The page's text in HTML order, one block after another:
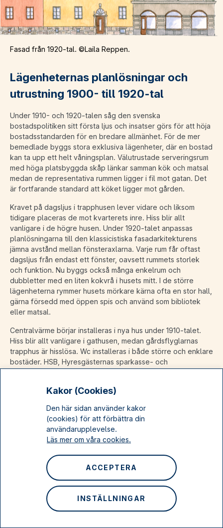
Kakor (Cookies)
Den här sidan använder kakor
(cookies) för att förbättra din
användarupplevelse.
Läs mer om våra cookies.
INSTÄLLNINGAR
ACCEPTERA
Fasad från 1920-tal. ©Laila Reppen.
Lägenheternas planlösningar och
utrustning 1900- till 1920-tal
Under 1910- och 1920-talen såg den svenska
bostadspolitiken sitt första ljus och insatser görs för att höja
bostadsstandarden för en bredare allmänhet. För de mer
bemedlade byggs stora exklusiva lägenheter, där en bostad
kan ta upp ett helt våningsplan. Välutrustade serveringsrum
med höga platsbyggda skåp länkar samman kök och matsal
medan de representativa rummen ligger i fil mot gatan. Det
är fortfarande standard att köket ligger mot gården.
Kravet på dagsljus i trapphusen lever vidare och liksom
tidigare placeras de mot kvarterets inre. Hiss blir allt
vanligare i de högre husen. Under 1920-talet anpassas
planlösningarna till den klassicistiska fasadarkitekturens
jämna avstånd mellan fönsteraxlarna. Varje rum får oftast
dagsljus från endast ett fönster, oavsett rummets storlek
och funktion. Nu byggs också många enkelrum och
dubbletter med en liten kokvrå i husets mitt. I de större
lägenheterna rymmer husets mörkare kärna ofta en stor hall,
gärna försedd med öppen spis och använd som bibliotek
eller matsal.
Centralvärme börjar installeras i nya hus under 1910-talet.
Hiss blir allt vanligare i gathusen, medan gårdsflyglarnas
trapphus är hisslösa. Wc installeras i både större och enklare
bostäder. HSB, Hyresgästernas sparkasse- och
sina lägenheter med varmvatten, gasspis och sopnedkast.
1910-talets gatu- och gårdshus
Ett hus i fem våningar plus inredd vind sträcker sig tvärs
enkelsidig gårdsflygel som nås från innergården. Alla
trapphus har fönster och är vända mot gården. Hiss finns i